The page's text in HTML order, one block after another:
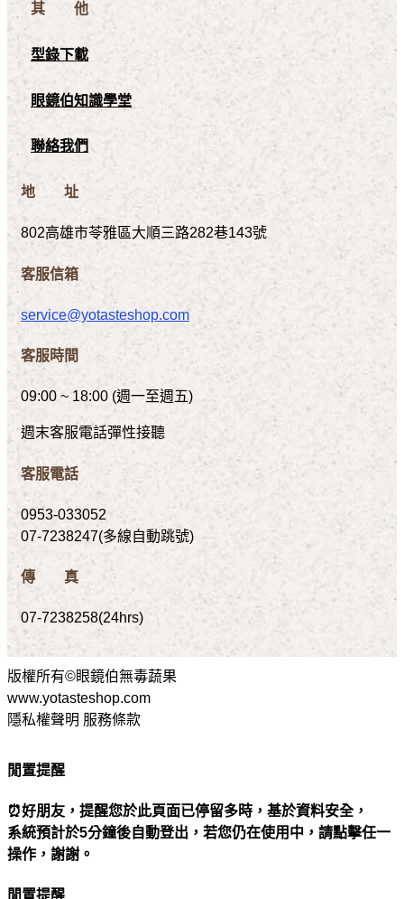
其 他
型錄下載
眼鏡伯知識學堂
聯絡我們
地 址
802高雄市苓雅區大順三路282巷143號
客服信箱
service@yotasteshop.com
客服時間
09:00 ~ 18:00 (週一至週五)
週末客服電話彈性接聽
客服電話
0953-033052
07-7238247(多線自動跳號)
傳 真
07-7238258(24hrs)
版權所有©眼鏡伯無毒蔬果
www.yotasteshop.com
隱私權聲明 服務條款
閒置提醒
⏰好朋友，提醒您於此頁面已停留多時，基於資料安全，
系統預計於5分鐘後自動登出，若您仍在使用中，請點擊任一
操作，謝謝。
閒置提醒